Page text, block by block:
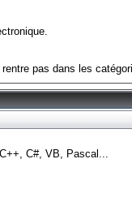
pas dans les
C#, VB, Pascal...